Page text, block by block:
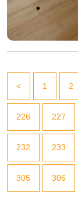
< 1 2
226 227
232 233
305 306